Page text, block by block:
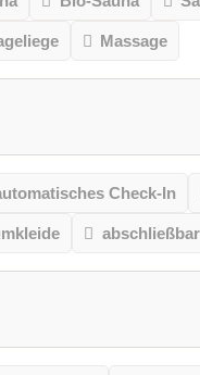
Massage
Check-In